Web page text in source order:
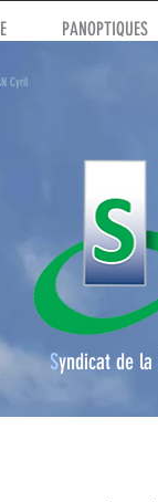
Cyril
Syndicat de la
PANOPTIQUES